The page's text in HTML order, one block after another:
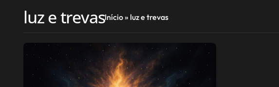
luz e trevasInício» luz e trevas